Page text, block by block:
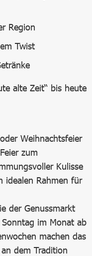
Region
Twist
alte Zeit“ bis heute
Weihnachtsfeier
zum
Kulisse
idealen Rahmen für
der Genussmarkt
im Monat ab
machen das
dem Tradition